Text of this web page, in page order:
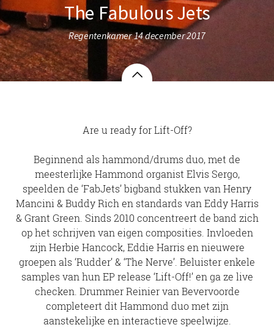
The Fabulous Jets
Regentenkamer 14 december 2017
Are u ready for Lift-Off?
Beginnend als hammond/drums duo, met de
meesterlijke Hammond organist Elvis Sergo,
speelden de ‘FabJets’ bigband stukken van Henry
Mancini & Buddy Rich en standards van Eddy Harris
& Grant Green. Sinds 2010 concentreert de band zich
op het schrijven van eigen composities. Invloeden
zijn Herbie Hancock, Eddie Harris en nieuwere
groepen als ‘Rudder’ & ‘The Nerve’. Beluister enkele
samples van hun EP release ‘Lift-Off!’ en ga ze live
checken. Drummer Reinier van Bevervoorde
completeert dit Hammond duo met zijn
aanstekelijke en interactieve speelwijze.